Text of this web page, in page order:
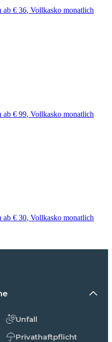
ab € 36, Vollkasko monatlich
ab € 99, Vollkasko monatlich
ab € 30, Vollkasko monatlich
Unfall
Privathaftpflicht